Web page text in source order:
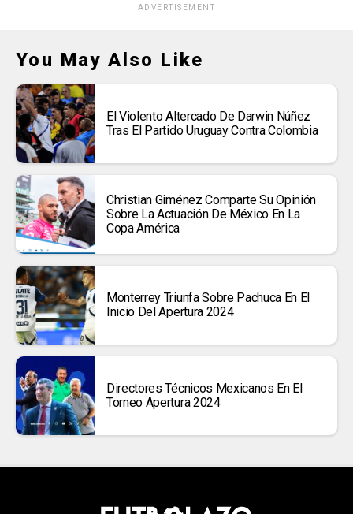
ADVERTISEMENT
You May Also Like
El Violento Altercado De Darwin Núñez
Tras El Partido Uruguay Contra Colombia
Christian Giménez Comparte Su Opinión
Sobre La Actuación De México En La
Copa América
Monterrey Triunfa Sobre Pachuca En El
Inicio Del Apertura 2024
Directores Técnicos Mexicanos En El
Torneo Apertura 2024